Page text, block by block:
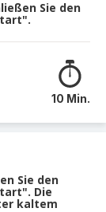
Sie den
10 Min.
Sie den
Die
kaltem